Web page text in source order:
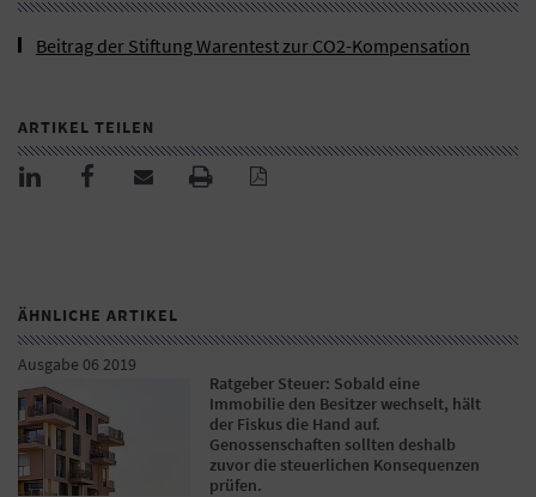
Beitrag der Stiftung Warentest zur CO2-Kompensation
ARTIKEL TEILEN
ÄHNLICHE ARTIKEL
Ausgabe 06 2019
Ratgeber Steuer: Sobald eine
Immobilie den Besitzer wechselt, hält
der Fiskus die Hand auf.
Genossenschaften sollten deshalb
zuvor die steuerlichen Konsequenzen
prüfen.